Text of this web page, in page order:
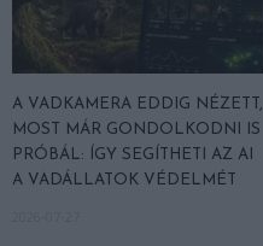
A VADKAMERA EDDIG NÉZETT,
MOST MÁR GONDOLKODNI IS
PRÓBÁL: ÍGY SEGÍTHETI AZ AI
A VADÁLLATOK VÉDELMÉT